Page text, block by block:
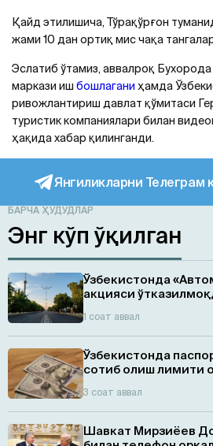
Қайд этилишича, Тўрақўрғон
жами 10 дан ортиқ мис чақа
Эслатиб ўтамиз, аввалроқ
маркази иш бошлагани ҳамда
ривожлантириш давлат қўмитаси
туристик компаниялари билан
ҳақида хабар қилинганди.
Янгиликларни Телеграм
БАРЧА ҲУДУДЛАР
Энг кўп ўқилган
Ўзбекистонда
акцияси
1 соат аввал
Ўзбекистонда
сотиб олиш лимити
3 соат аввал
Шавкат Мирзиёев